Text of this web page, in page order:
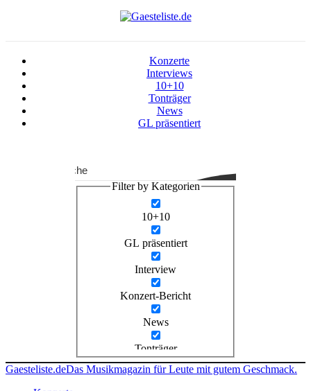
Konzerte
Interviews
10+10
Tonträger
News
GL präsentiert
Suche
Filter by Kategorien
10+10
GL präsentiert
Interview
Konzert-Bericht
News
Tonträger
Gaesteliste.deDas Musikmagazin für Leute mit gutem Geschmack.